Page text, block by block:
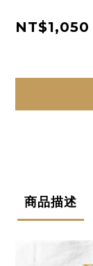
NT$1,050
商品描述